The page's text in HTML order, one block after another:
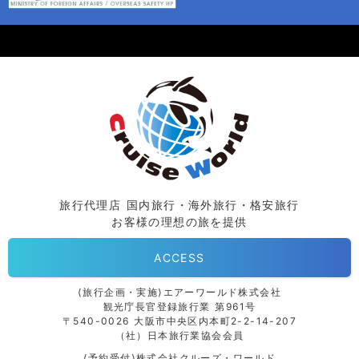
旅行代理店 国内旅行・海外旅行・格安旅行
お客様の理想の旅を提供
ACCESS
⟨旅行企画・実施⟩エアーワールド株式会社
観光庁長官登録旅行業 第961号
〒540-0026 大阪市中央区内本町2-2-14-207
（社）日本旅行業協会会員